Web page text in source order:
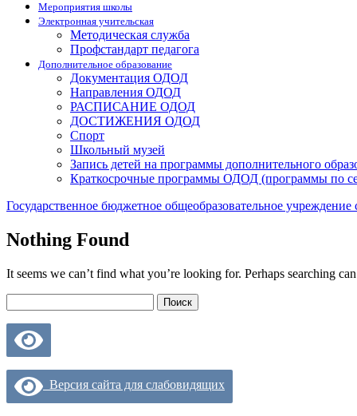
Мероприятия школы
Электронная учительская
Методическая служба
Профстандарт педагога
Дополнительное образование
Документация ОДОД
Направления ОДОД
РАСПИСАНИЕ ОДОД
ДОСТИЖЕНИЯ ОДОД
Спорт
Школьный музей
Запись детей на программы дополнительного
Краткосрочные программы ОДОД (программы по
Государственное бюджетное общеобразовательное
Nothing Found
It seems we can’t find what you’re looking for. Perhaps searching
for:
Версия сайта для слабовидящих